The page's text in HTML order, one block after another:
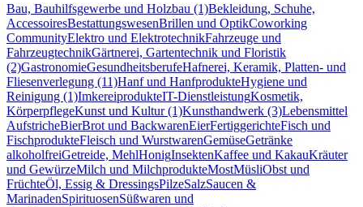
Bau, Bauhilfsgewerbe und Holzbau (1)Bekleidung, Schuhe,
AccessoiresBestattungswesenBrillen und OptikCoworking
CommunityElektro und ElektrotechnikFahrzeuge und
FahrzeugtechnikGärtnerei, Gartentechnik und Floristik
(2)GastronomieGesundheitsberufeHafnerei, Keramik, Platten- und
Fliesenverlegung (11)Hanf und HanfprodukteHygiene und
Reinigung (1)ImkereiprodukteIT-DienstleistungKosmetik,
KörperpflegeKunst und Kultur (1)Kunsthandwerk (3)Lebensmittel
AufstricheBierBrot und BackwarenEierFertiggerichteFisch und
FischprodukteFleisch und WurstwarenGemüseGetränke
alkoholfreiGetreide, MehlHonigInsektenKaffee und KakauKräuter
und GewürzeMilch und MilchprodukteMostMüsliObst und
FrüchteÖl, Essig & DressingsPilzeSalzSaucen &
MarinadenSpirituosenSüßwaren und